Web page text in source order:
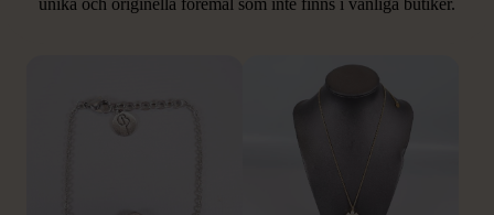
Hitta produkter som påminner om denna